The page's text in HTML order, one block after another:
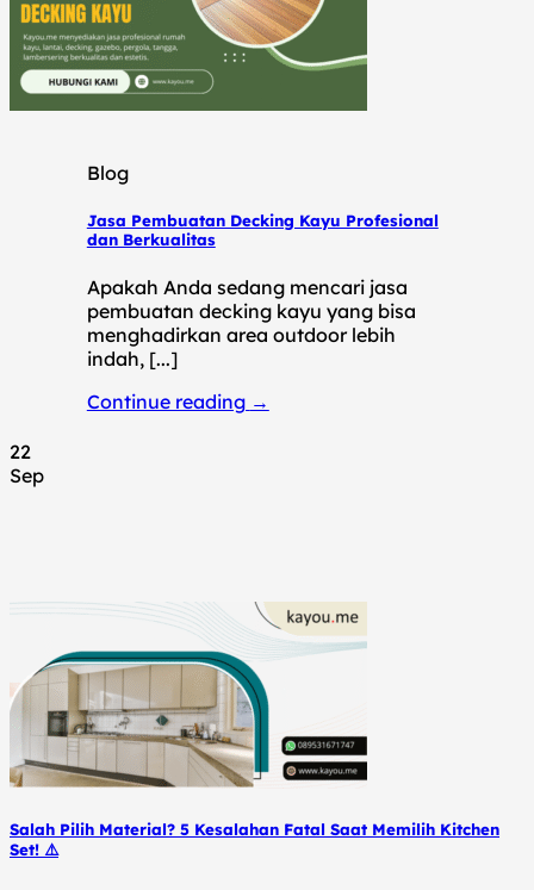
Blog
Jasa Pembuatan Decking Kayu Profesional
dan Berkualitas
Apakah Anda sedang mencari jasa
pembuatan decking kayu yang bisa
menghadirkan area outdoor lebih
indah, [...]
Continue reading →
22
Sep
Salah Pilih Material? 5 Kesalahan Fatal Saat Memilih Kitchen
Set! ⚠️